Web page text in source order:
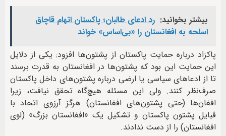
بیشتر بخوانید: رد ادعای طالبان؛ پاکستان اتهام قاچاق
اسلحه به افغانستان را «بی‌اساس» خواند
پاکزاد درباره حمایت پاکستان از پشتون‌ها افزود: یکی از دلایل
این حمایت این بود که پشتون‌ها در افغانستان به قدرت برسند
تا از ادعاهای سیاسی یا ارضی درباره پشتون‌های داخل پاکستان
صرف‌نظر کنند. ولی این مسئله هیچ‌گاه تحقق نیافت، زیرا
افغان‌ها (حتی پشتون‌های افغانستان) هرگز آرزوی اتحاد با
قبایل پشتون پاکستان و تشکیل یک «افغانستان بزرگ» (لوی
افغانستان) را از دست ندادند.